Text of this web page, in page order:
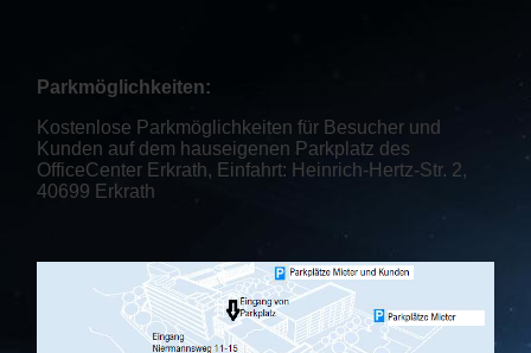
Parkmöglichkeiten:
Kostenlose Parkmöglichkeiten für Besucher und
Kunden auf dem hauseigenen Parkplatz des
OfficeCenter Erkrath, Einfahrt: Heinrich-Hertz-Str. 2,
40699 Erkrath